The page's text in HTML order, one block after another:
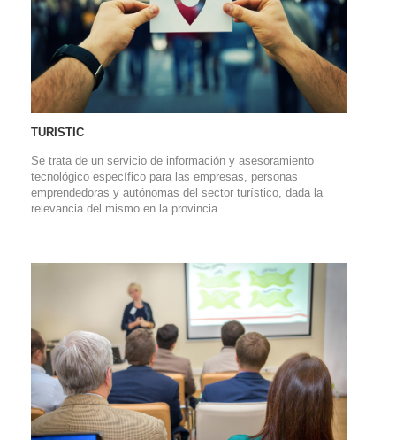
TURISTIC
Se trata de un servicio de información y asesoramiento
tecnológico específico para las empresas, personas
emprendedoras y autónomas del sector turístico, dada la
relevancia del mismo en la provincia